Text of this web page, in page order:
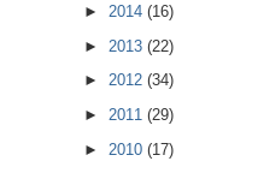
► 2014 (16)
► 2013 (22)
► 2012 (34)
► 2011 (29)
► 2010 (17)